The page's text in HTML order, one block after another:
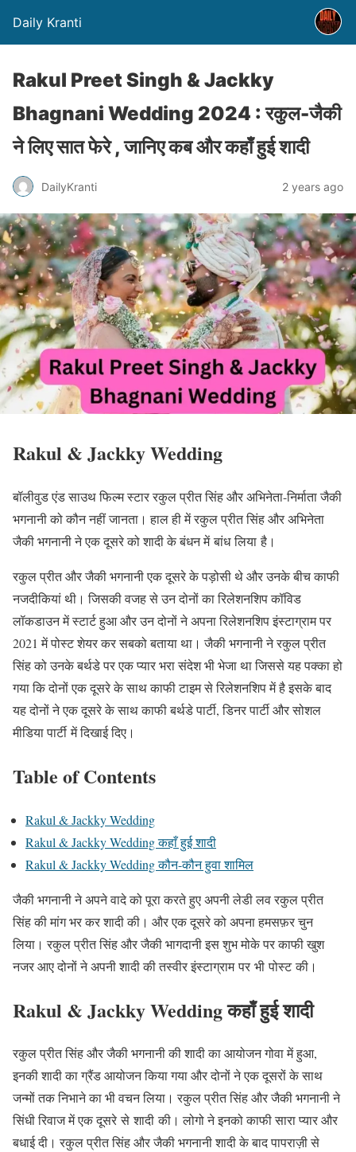
Daily Kranti
Rakul Preet Singh & Jackky
Bhagnani Wedding 2024 : रकुल-जैकी
ने लिए सात फेरे , जानिए कब और कहाँ हुई शादी
DailyKranti 2 years ago
Rakul & Jackky Wedding
बॉलीवुड एंड साउथ फिल्म स्टार रकुल प्रीत सिंह और अभिनेता-निर्माता जैकी
भगनानी को कौन नहीं जानता। हाल ही में रकुल प्रीत सिंह और अभिनेता
जैकी भगनानी ने एक दूसरे को शादी के बंधन में बांध लिया है।
रकुल प्रीत और जैकी भगनानी एक दूसरे के पड़ोसी थे और उनके बीच काफी
नजदीकियां थी। जिसकी वजह से उन दोनों का रिलेशनशिप कॉविड
लॉकडाउन में स्टार्ट हुआ और उन दोनों ने अपना रिलेशनशिप इंस्टाग्राम पर
2021 में पोस्ट शेयर कर सबको बताया था। जैकी भगनानी ने रकुल प्रीत
सिंह को उनके बर्थडे पर एक प्यार भरा संदेश भी भेजा था जिससे यह पक्का हो
गया कि दोनों एक दूसरे के साथ काफी टाइम से रिलेशनशिप में है इसके बाद
यह दोनों ने एक दूसरे के साथ काफी बर्थडे पार्टी, डिनर पार्टी और सोशल
मीडिया पार्टी में दिखाई दिए।
Table of Contents
Rakul & Jackky Wedding
Rakul & Jackky Wedding कहाँ हुई शादी
Rakul & Jackky Wedding कौन-कौन हुवा शामिल
जैकी भगनानी ने अपने वादे को पूरा करते हुए अपनी लेडी लव रकुल प्रीत
सिंह की मांग भर कर शादी की। और एक दूसरे को अपना हमसफ़र चुन
लिया। रकुल प्रीत सिंह और जैकी भागदानी इस शुभ मोके पर काफी खुश
नजर आए दोनों ने अपनी शादी की तस्वीर इंस्टाग्राम पर भी पोस्ट की।
Rakul & Jackky Wedding कहाँ हुई शादी
रकुल प्रीत सिंह और जैकी भगनानी की शादी का आयोजन गोवा में हुआ,
इनकी शादी का ग्रैंड आयोजन किया गया और दोनों ने एक दूसरों के साथ
जन्मों तक निभाने का भी वचन लिया। रकुल प्रीत सिंह और जैकी भगनानी ने
सिंधी रिवाज में एक दूसरे से शादी की। लोगो ने इनको काफी सारा प्यार और
बधाई दी। रकुल प्रीत सिंह और जैकी भगनानी शादी के बाद पापराज़ी से